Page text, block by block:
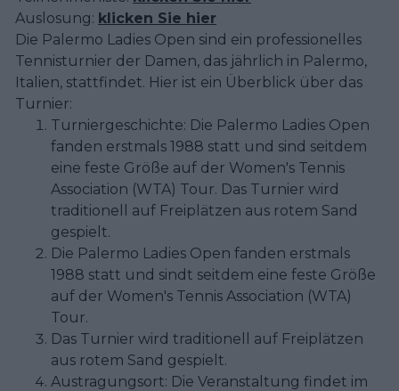
Auslosung: klicken Sie hier
Die Palermo Ladies Open sind ein professionelles
Tennisturnier der Damen, das jährlich in Palermo,
Italien, stattfindet. Hier ist ein Überblick über das
Turnier:
Turniergeschichte: Die Palermo Ladies Open
fanden erstmals 1988 statt und sind seitdem
eine feste Größe auf der Women's Tennis
Association (WTA) Tour. Das Turnier wird
traditionell auf Freiplätzen aus rotem Sand
gespielt.
Die Palermo Ladies Open fanden erstmals
1988 statt und sindt seitdem eine feste Größe
auf der Women's Tennis Association (WTA)
Tour.
Das Turnier wird traditionell auf Freiplätzen
aus rotem Sand gespielt.
Austragungsort: Die Veranstaltung findet im